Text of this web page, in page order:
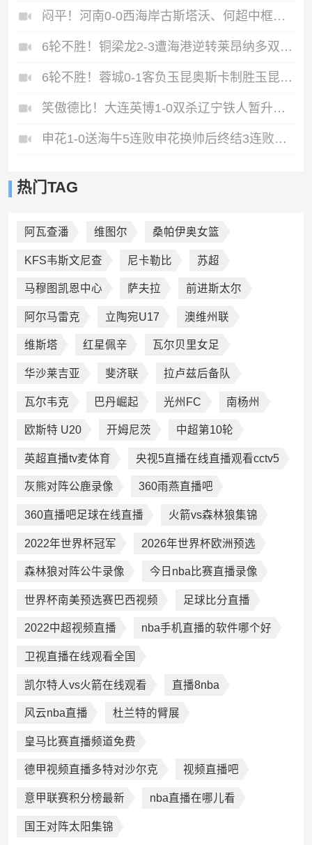
闷平！河南0-0西海岸古斯塔沃、何超中框阿布拉汗替补席染红
6轮不胜！铜梁龙2-3遭海港逆转莱昂纳多双响海港甩开降级区7分
6轮不胜！蓉城0-1客负玉昆奥斯卡制胜玉昆暂第三蓉城全场1射正
笑傲德比！大连英博1-0双杀辽宁铁人暂升第2斯坦丘远射制胜
申花1-0送海牛5连败申花换帅后终结3连败阿苏埃助攻徐皓阳制胜
热门TAG
阿瓦查潘 维图尔 桑帕伊奥女篮
KFS韦斯文尼查 尼卡勒比 苏超
马穆图凯恩中心 萨夫拉 前进斯太尔
阿尔马雷克 立陶宛U17 澳维州联
维斯塔 红星佩辛 瓦尔贝里女足
华沙莱吉亚 斐济联 拉卢兹后备队
瓦尔韦克 巴丹崛起 光州FC 南杨州
欧斯特 U20 开姆尼茨 中超第10轮
英超直播tv麦体育 央视5直播在线直播观看cctv5
灰熊对阵公鹿录像 360雨燕直播吧
360直播吧足球在线直播 火箭vs森林狼集锦
2022年世界杯冠军 2026年世界杯欧洲预选
森林狼对阵公牛录像 今日nba比赛直播录像
世界杯南美预选赛巴西视频 足球比分直播
2022中超视频直播 nba手机直播的软件哪个好
卫视直播在线观看全国
凯尔特人vs火箭在线观看 直播8nba
风云nba直播 杜兰特的臂展
皇马比赛直播频道免费
德甲视频直播多特对沙尔克 视频直播吧
意甲联赛积分榜最新 nba直播在哪儿看
国王对阵太阳集锦